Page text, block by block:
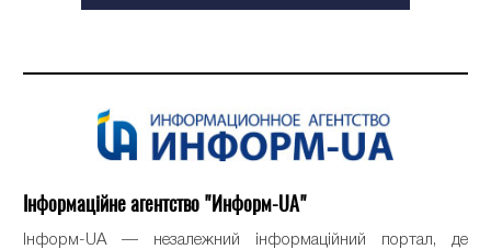
Інформаційне агентство "Информ-UA"
Інформ-UA — незалежний інформаційний портал, де